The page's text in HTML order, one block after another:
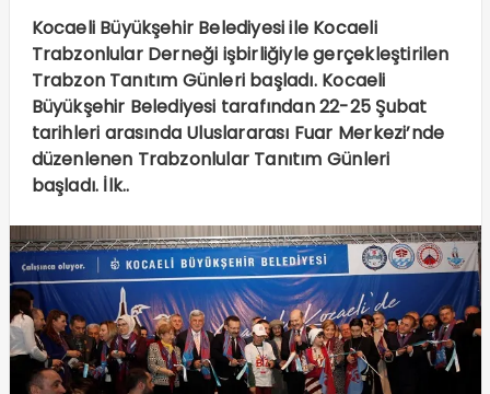
Kocaeli Büyükşehir Belediyesi ile Kocaeli
Trabzonlular Derneği işbirliğiyle gerçekleştirilen
Trabzon Tanıtım Günleri başladı. Kocaeli
Büyükşehir Belediyesi tarafından 22-25 Şubat
tarihleri arasında Uluslararası Fuar Merkezi’nde
düzenlenen Trabzonlular Tanıtım Günleri
başladı. İlk..